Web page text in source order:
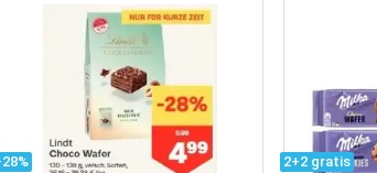
2+2 gratis